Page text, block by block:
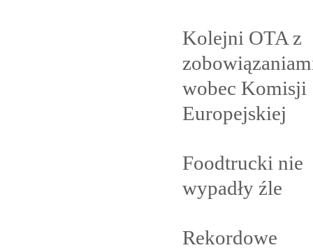
Kolejni OTA z
wobec Komisji
Europejskiej
Foodtrucki nie
wypadły źle
Rekordowe